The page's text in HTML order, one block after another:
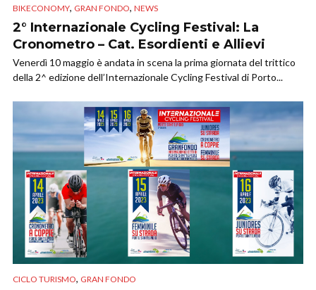
BIKECONOMY, GRAN FONDO, NEWS
2° Internazionale Cycling Festival: La
Cronometro – Cat. Esordienti e Allievi
Venerdì 10 maggio è andata in scena la prima giornata del trittico
della 2^ edizione dell’Internazionale Cycling Festival di Porto...
CICLO TURISMO, GRAN FONDO